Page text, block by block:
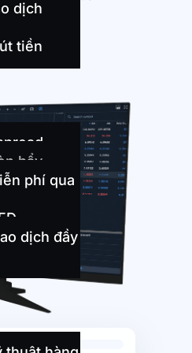
dịch
tiền
bẩy
phí qua
dịch đầy